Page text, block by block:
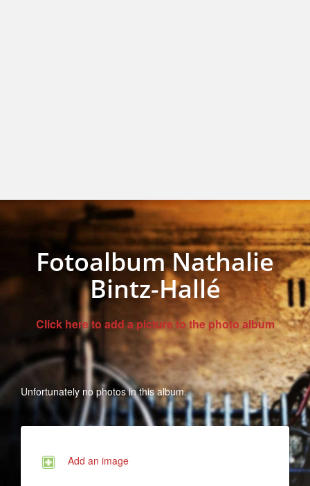
Fotoalbum Nathalie
Bintz-Hallé
Click here to add a picture to the photo album
Unfortunately no photos in this album.
Add an image